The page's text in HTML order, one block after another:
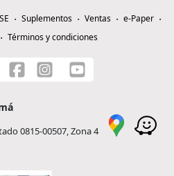
Suplementos Ventas
e-Paper
Términos y condiciones
0815-00507, Zona 4